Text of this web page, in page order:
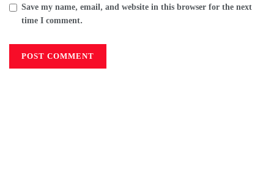
Save my name, email, and website in this browser for the next
time I comment.